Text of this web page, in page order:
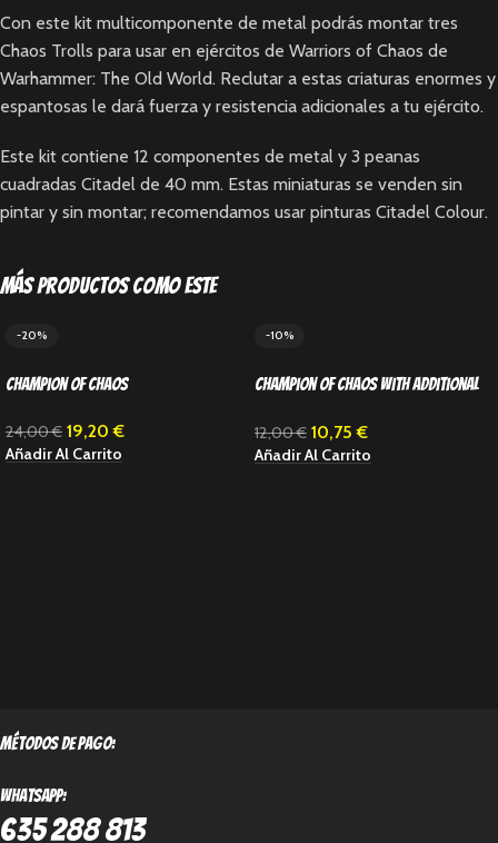
Con este kit multicomponente de metal podrás montar tres
Chaos Trolls para usar en ejércitos de Warriors of Chaos de
Warhammer: The Old World. Reclutar a estas criaturas enormes y
espantosas le dará fuerza y resistencia adicionales a tu ejército.
Este kit contiene 12 componentes de metal y 3 peanas
cuadradas Citadel de 40 mm. Estas miniaturas se venden sin
pintar y sin montar; recomendamos usar pinturas Citadel Colour.
Más productos como este
-20%
Champion of Chaos
24,00€ 19,20€
Añadir Al Carrito
-10%
Champion of Chaos with Additional
12,00€ 10,75€
Añadir Al Carrito
métodos de pago:
Whatsapp:
635 288 813